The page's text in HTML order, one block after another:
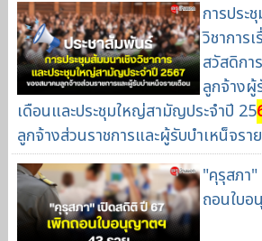
การประ
วิชาการ
สวัสดิกา
ลูกจ้างผู้
เดือนและประชุมใหญ่สามัญประจำปี 25
ลูกจ้างส่วนราชการและผู้รับบำเหน็จรา
"คุรุสภา
ถอนใบ